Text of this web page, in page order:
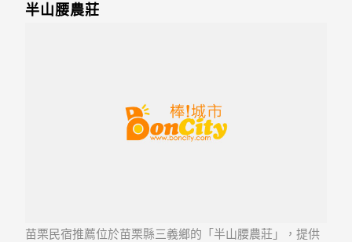
半山腰農莊
苗栗民宿推薦位於苗栗縣三義鄉的「半山腰農莊」，提供